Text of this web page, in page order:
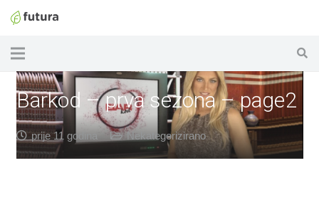
Barkod – prva sezona – page2
prije 11 godina Nekategorizirano